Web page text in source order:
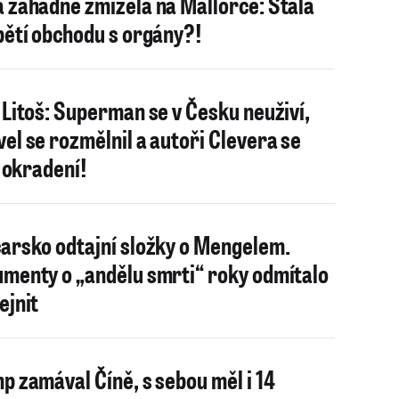
obchodu s orgány?!
Superman se v Česku neuživí,
se rozmělnil a autoři Clevera se
odtajní složky o Mengelem.
o „andělu smrti“ roky odmítalo
zamával Číně, s sebou měl i 14